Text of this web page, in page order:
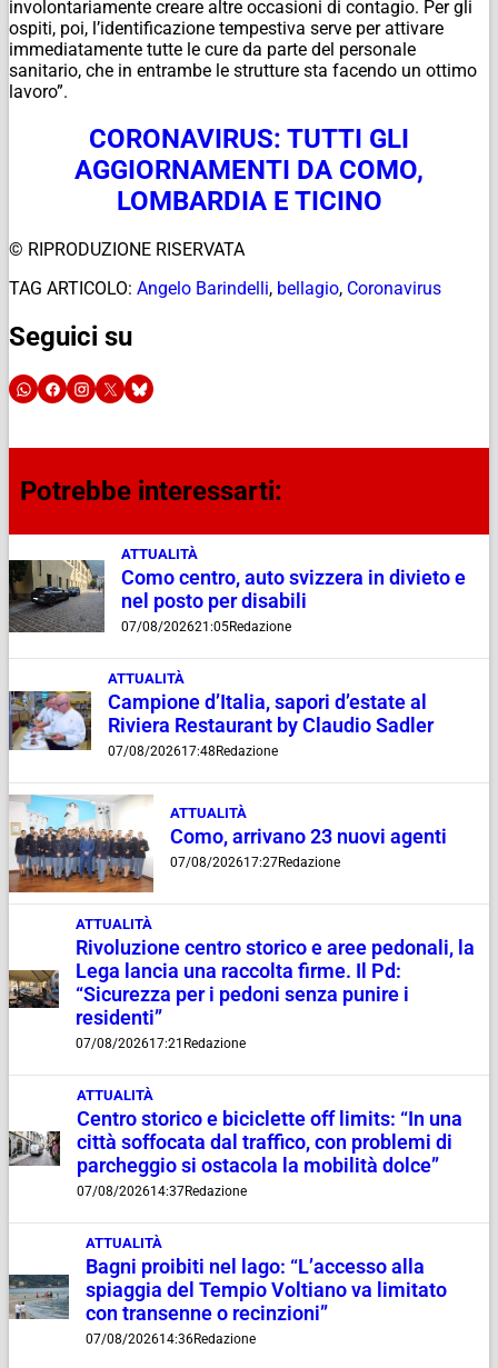
involontariamente creare altre occasioni di contagio. Per gli
ospiti, poi, l’identificazione tempestiva serve per attivare
immediatamente tutte le cure da parte del personale
sanitario, che in entrambe le strutture sta facendo un ottimo
lavoro”.
CORONAVIRUS: TUTTI GLI
AGGIORNAMENTI DA COMO,
LOMBARDIA E TICINO
© RIPRODUZIONE RISERVATA
TAG ARTICOLO: Angelo Barindelli, bellagio, Coronavirus
Seguici su
Potrebbe interessarti:
ATTUALITÀ
Como centro, auto svizzera in divieto e
nel posto per disabili
07/08/202621:05Redazione
ATTUALITÀ
Campione d’Italia, sapori d’estate al
Riviera Restaurant by Claudio Sadler
07/08/202617:48 Redazione
ATTUALITÀ
Como, arrivano 23 nuovi agenti
07/08/202617:27Redazione
ATTUALITÀ
Rivoluzione centro storico e aree pedonali, la
Lega lancia una raccolta firme. Il Pd:
“Sicurezza per i pedoni senza punire i
residenti”
07/08/202617:21 Redazione
ATTUALITÀ
Centro storico e biciclette off limits: “In una
città soffocata dal traffico, con problemi di
parcheggio si ostacola la mobilità dolce”
07/08/202614:37Redazione
ATTUALITÀ
Bagni proibiti nel lago: “L’accesso alla
spiaggia del Tempio Voltiano va limitato
con transenne o recinzioni”
07/08/202614:36Redazione